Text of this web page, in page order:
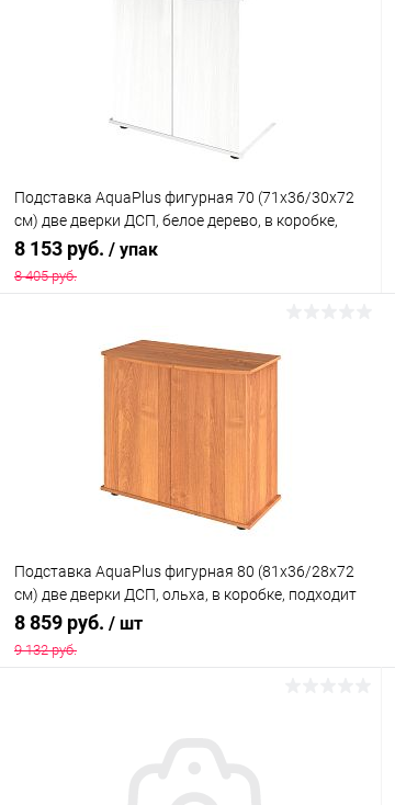
Подставка AquaPlus фигурная 70 (71х36/30х72
см) две дверки ДСП, белое дерево, в коробке,
подходит для модели аквариума LUX Ф105
8 153 руб. / упак
8 405 руб.
В корзину
Купить в 1 клик
Под заказ
Подставка AquaPlus фигурная 80 (81x36/28x72
см) две дверки ДСП, ольха, в коробке, подходит
для модели аквариума LUX Ф115
8 859 руб. / шт
9 132 руб.